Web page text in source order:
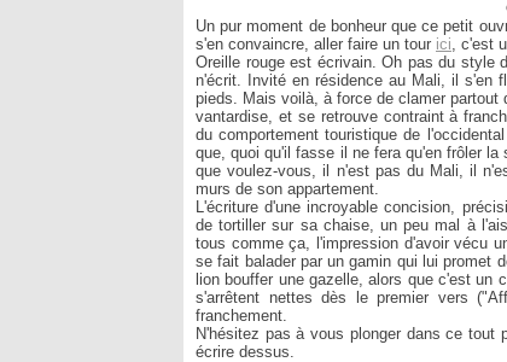
Un pur moment de bonheur que ce petit
s'en convaincre, aller faire un tour ici, c'est
Oreille rouge est écrivain. Oh pas du style
n'écrit. Invité en résidence au Mali, il s'en
pieds. Mais voilà, à force de clamer
vantardise, et se retrouve contraint à
du comportement touristique de
que, quoi qu'il fasse il ne fera qu'en frôler
que voulez-vous, il n'est pas du Mali, il
murs de son appartement.
L'écriture d'une incroyable concision,
de tortiller sur sa chaise, un peu mal à
tous comme ça, l'impression d'avoir vécu
se fait balader par un gamin qui lui promet
lion bouffer une gazelle, alors que c'est un
s'arrêtent nettes dès le premier vers
franchement.
N'hésitez pas à vous plonger dans ce tout
écrire dessus.